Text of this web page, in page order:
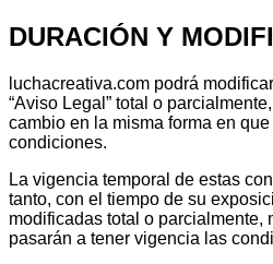
DURACIÓN Y
luchacreativa.com podrá
“Aviso Legal” total o
cambio en la misma forma en
condiciones.
La vigencia temporal de estas
tanto, con el tiempo de su
modificadas total o parcialmente,
pasarán a tener vigencia las